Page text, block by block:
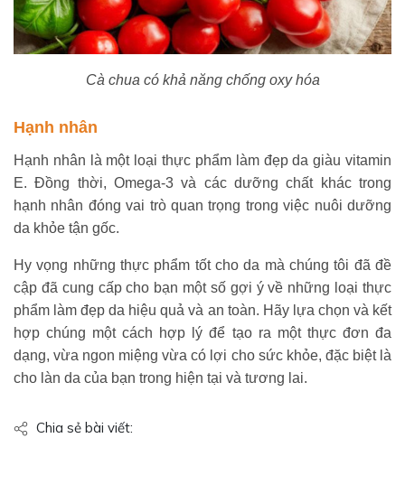
Cà chua có khả năng chống oxy hóa
Hạnh nhân
Hạnh nhân là một loại thực phẩm làm đẹp da giàu vitamin
E. Đồng thời, Omega-3 và các dưỡng chất khác trong
hạnh nhân đóng vai trò quan trọng trong việc nuôi dưỡng
da khỏe tận gốc.
Hy vọng những thực phẩm tốt cho da mà chúng tôi đã đề
cập đã cung cấp cho bạn một số gợi ý về những loại thực
phẩm làm đẹp da hiệu quả và an toàn. Hãy lựa chọn và kết
hợp chúng một cách hợp lý để tạo ra một thực đơn đa
dạng, vừa ngon miệng vừa có lợi cho sức khỏe, đặc biệt là
cho làn da của bạn trong hiện tại và tương lai.
Chia sẻ bài viết: